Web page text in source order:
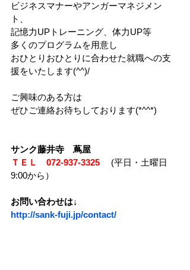
ビジネスマナーやアンガーマネジメン
ト、
記憶力UPトレーニング、体力UP等
多くのプログラムを用意し
おひとりおひとりに合わせた就職への支
援をいたします(^^)/
ご興味のある方は
ぜひご連絡お待ちしております(*^^*)
サンク藤井寺　蔦屋
ＴＥＬ　072-937-3325
(平日・土曜日
9:00から）
お問い合わせは↓
http://sank-fuji.jp/contact/